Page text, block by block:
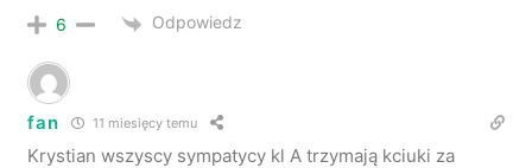
6 Odpowiedz
fan 11 miesięcy temu
Krystian wszyscy sympatycy kl A trzymają kciuki za